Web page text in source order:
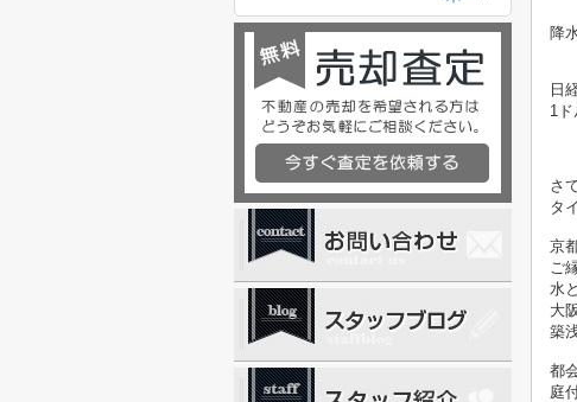
日
1
さ
タ
京
ご
水
大
築
都
庭